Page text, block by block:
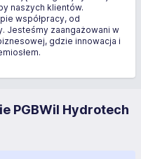
naszych klientów.
współpracy, od
Jesteśmy zaangażowani w
gdzie innowacja i
PGBWiI Hydrotech